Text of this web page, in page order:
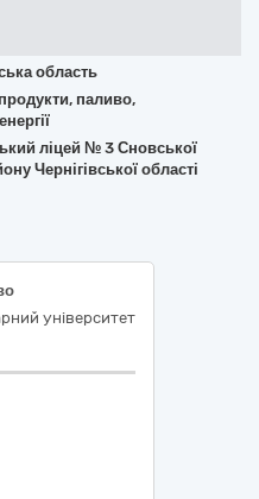
область
паливо,
ліцей № 3 Сновської
Чернігівської області
університет